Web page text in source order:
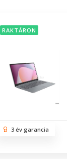
RAKTÁRON
3 év garancia